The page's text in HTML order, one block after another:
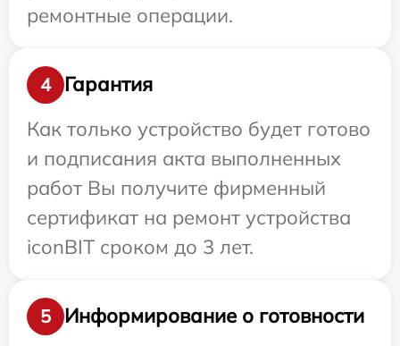
ремонтные операции.
4
Гарантия
Как только устройство будет готово
и подписания акта выполненных
работ Вы получите фирменный
сертификат на ремонт устройства
iconBIT сроком до 3 лет.
5
Информирование о готовности